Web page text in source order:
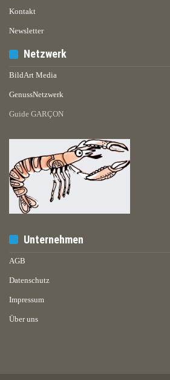
Kontakt
Newsletter
Netzwerk
BildArt Media
GenussNetzwerk
Guide GARÇON
Unternehmen
AGB
Datenschutz
Impressum
Über uns